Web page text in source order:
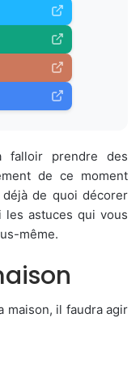
prendre des
de ce moment
déjà de quoi décorer
les astuces qui vous
même.
maison, il faudra agir